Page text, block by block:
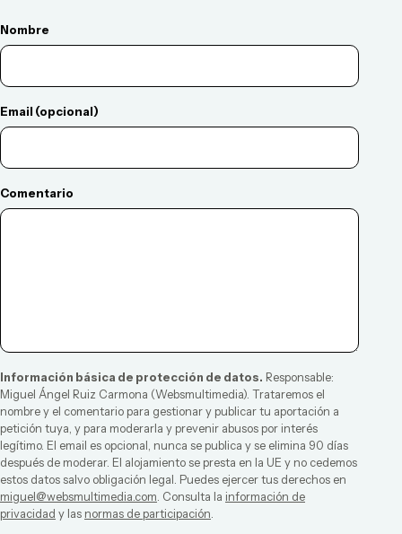
Nombre
Email (opcional)
Comentario
Información básica de protección de datos. Responsable:
Miguel Ángel Ruiz Carmona (Websmultimedia). Trataremos el
nombre y el comentario para gestionar y publicar tu aportación a
petición tuya, y para moderarla y prevenir abusos por interés
legítimo. El email es opcional, nunca se publica y se elimina 90 días
después de moderar. El alojamiento se presta en la UE y no cedemos
estos datos salvo obligación legal. Puedes ejercer tus derechos en
miguel@websmultimedia.com. Consulta la información de
privacidad y las normas de participación.